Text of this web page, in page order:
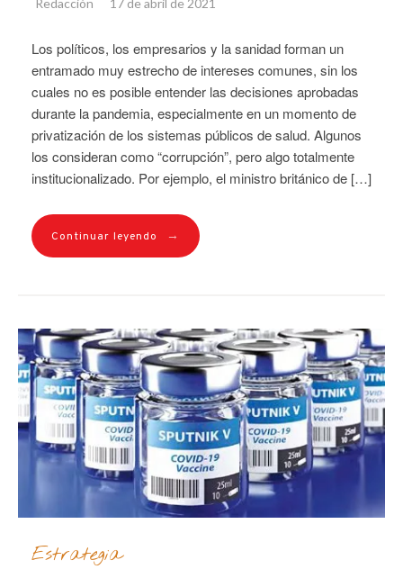
Redacción 17 de abril de 2021
Los políticos, los empresarios y la sanidad forman un
entramado muy estrecho de intereses comunes, sin los
cuales no es posible entender las decisiones aprobadas
durante la pandemia, especialmente en un momento de
privatización de los sistemas públicos de salud. Algunos
los consideran como “corrupción”, pero algo totalmente
institucionalizado. Por ejemplo, el ministro británico de […]
Continuar leyendo →
Estrategia